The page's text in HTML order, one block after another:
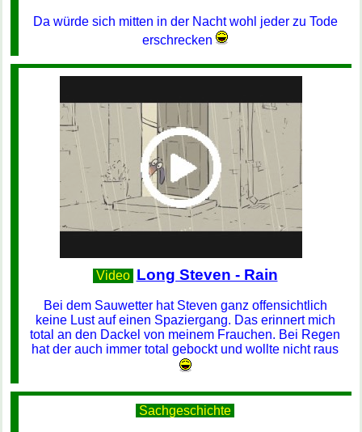
Da würde sich mitten in der Nacht wohl jeder zu Tode
erschrecken
Video Long Steven - Rain
Bei dem Sauwetter hat Steven ganz offensichtlich
keine Lust auf einen Spaziergang. Das erinnert mich
total an den Dackel von meinem Frauchen. Bei Regen
hat der auch immer total gebockt und wollte nicht raus
Sachgeschichte